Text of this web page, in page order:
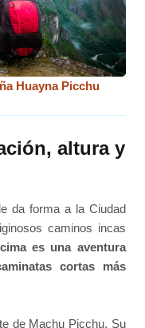
Huayna Picchu
altura y
da forma a la Ciudad
caminos incas
es una aventura
cortas más
de Machu Picchu. Su